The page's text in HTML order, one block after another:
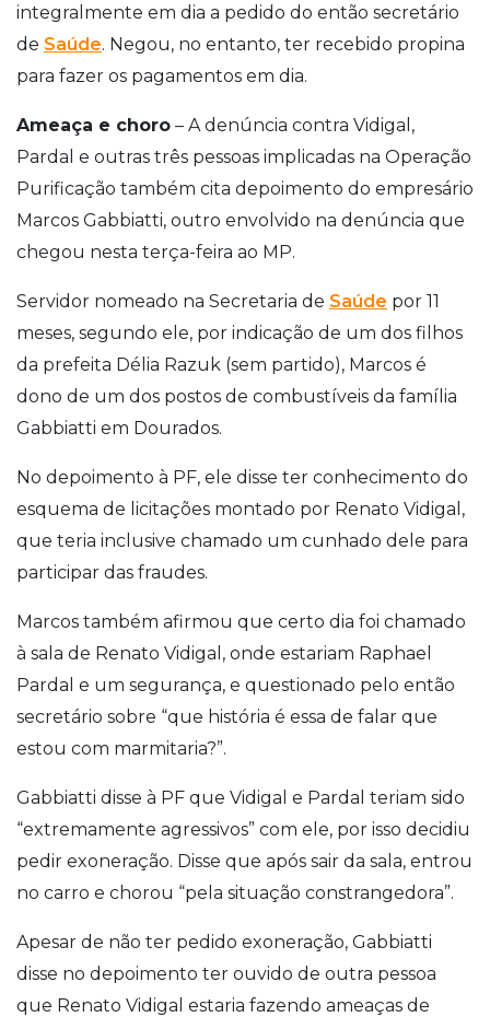
integralmente em dia a pedido do então secretário
de Saúde. Negou, no entanto, ter recebido propina
para fazer os pagamentos em dia.
Ameaça e choro – A denúncia contra Vidigal,
Pardal e outras três pessoas implicadas na Operação
Purificação também cita depoimento do empresário
Marcos Gabbiatti, outro envolvido na denúncia que
chegou nesta terça-feira ao MP.
Servidor nomeado na Secretaria de Saúde por 11
meses, segundo ele, por indicação de um dos filhos
da prefeita Délia Razuk (sem partido), Marcos é
dono de um dos postos de combustíveis da família
Gabbiatti em Dourados.
No depoimento à PF, ele disse ter conhecimento do
esquema de licitações montado por Renato Vidigal,
que teria inclusive chamado um cunhado dele para
participar das fraudes.
Marcos também afirmou que certo dia foi chamado
à sala de Renato Vidigal, onde estariam Raphael
Pardal e um segurança, e questionado pelo então
secretário sobre “que história é essa de falar que
estou com marmitaria?”.
Gabbiatti disse à PF que Vidigal e Pardal teriam sido
“extremamente agressivos” com ele, por isso decidiu
pedir exoneração. Disse que após sair da sala, entrou
no carro e chorou “pela situação constrangedora”.
Apesar de não ter pedido exoneração, Gabbiatti
disse no depoimento ter ouvido de outra pessoa
que Renato Vidigal estaria fazendo ameaças de